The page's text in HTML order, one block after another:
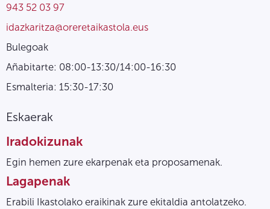
943 52 03 97
idazkaritza@oreretaikastola.eus
Bulegoak
Añabitarte: 08:00-13:30/14:00-16:30
Esmalteria: 15:30-17:30
Eskaerak
Iradokizunak
Egin hemen zure ekarpenak eta proposamenak.
Lagapenak
Erabili Ikastolako eraikinak zure ekitaldia antolatzeko.